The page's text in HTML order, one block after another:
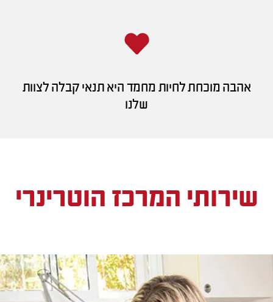
אהבה מוכחת לחיות מחמד היא תנאי קבלה לצוות
שלנו
שירותי המרכז הוטרינרי